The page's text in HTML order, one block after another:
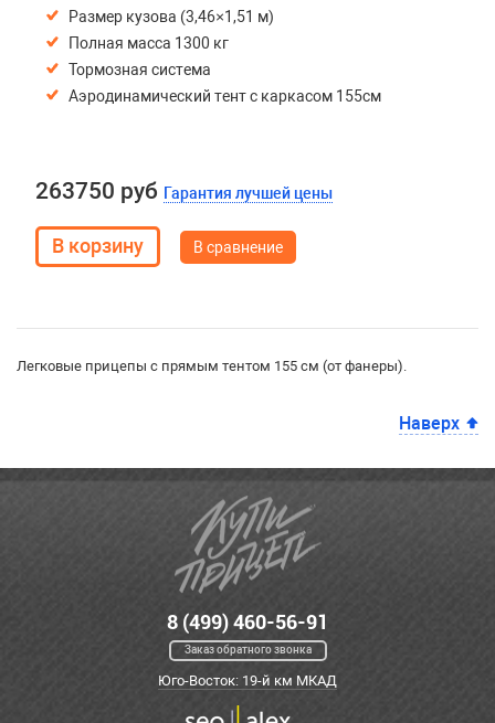
Размер кузова (3,46×1,51 м)
Полная масса 1300 кг
Тормозная система
Аэродинамический тент с каркасом 155см
263750 руб Гарантия лучшей цены
В сравнение
Легковые прицепы с прямым тентом 155 см (от фанеры).
Наверх
8 (499) 460-56-91
Заказ обратного звонка
Юго-Восток: 19-й км МКАД